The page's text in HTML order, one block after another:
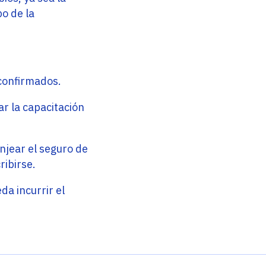
de la
la capacitación
el seguro de
incurrir el